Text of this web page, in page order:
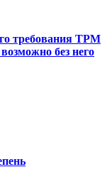
требования TPM
без него